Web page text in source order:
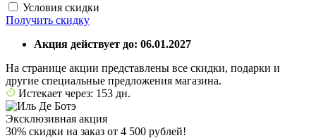
Условия скидки
Получить скидку
Акция действует до: 06.01.2027
На странице акции представлены все скидки, подарки и
другие специальные предложения магазина.
Истекает через: 153 дн.
Эксклюзивная акция
30% скидки на заказ от 4 500 рублей!